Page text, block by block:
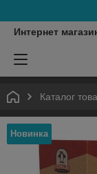
Интернет
Каталог
Новинка